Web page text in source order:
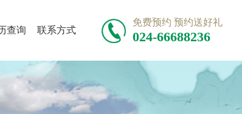
查询 联系方式
免费预约 预约送好礼
024-66688236